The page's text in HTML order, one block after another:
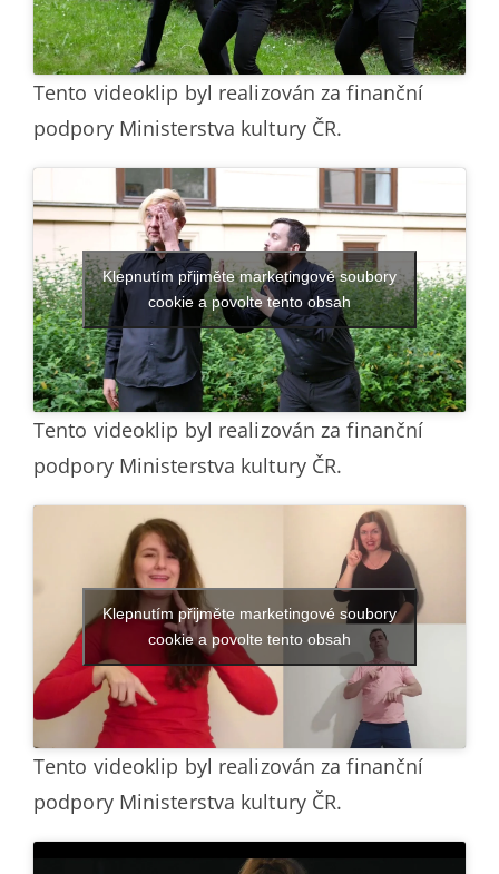
Tento videoklip byl realizován za finanční
podpory Ministerstva kultury ČR.
Klepnutím přijměte marketingové soubory
cookie a povolte tento obsah
Tento videoklip byl realizován za finanční
podpory Ministerstva kultury ČR.
Klepnutím přijměte marketingové soubory
cookie a povolte tento obsah
Tento videoklip byl realizován za finanční
podpory Ministerstva kultury ČR.